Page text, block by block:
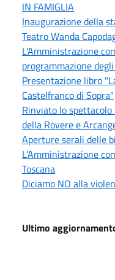
IN FAMIGLIA
Inaugurazione della
Teatro Wanda
L'Amministrazione
programmazione
Presentazione libro
Castelfranco di Sopra"
Rinviato lo
della Rovere e
Aperture serali delle
L’Amministrazione
Toscana
Diciamo NO alla
Ultimo